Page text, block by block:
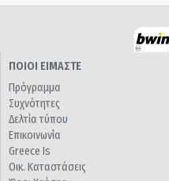
ΠΟΙΟΙ ΕΙΜΑΣΤΕ
Πρόγραμμα
Συχνότητες
Δελτία τύπου
Επικοινωνία
Greece Is
Οικ. Καταστάσεις